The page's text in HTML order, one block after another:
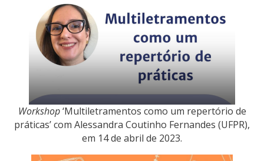
Workshop‘Multiletramentos como um repertório de
práticas’ com Alessandra Coutinho Fernandes (UFPR),
em 14 de abril de 2023.